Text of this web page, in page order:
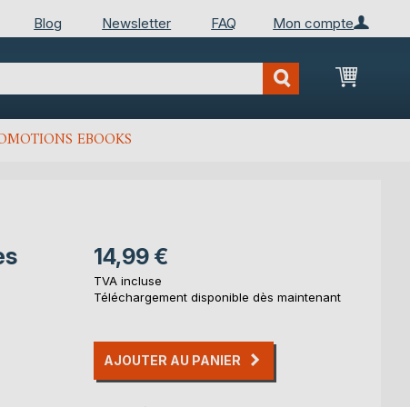
Mon compte
Blog Newsletter FAQ
Mon
EBOOKS
14,99 €
TVA incluse
Téléchargement disponible dès maintenant
AJOUTER AU PANIER